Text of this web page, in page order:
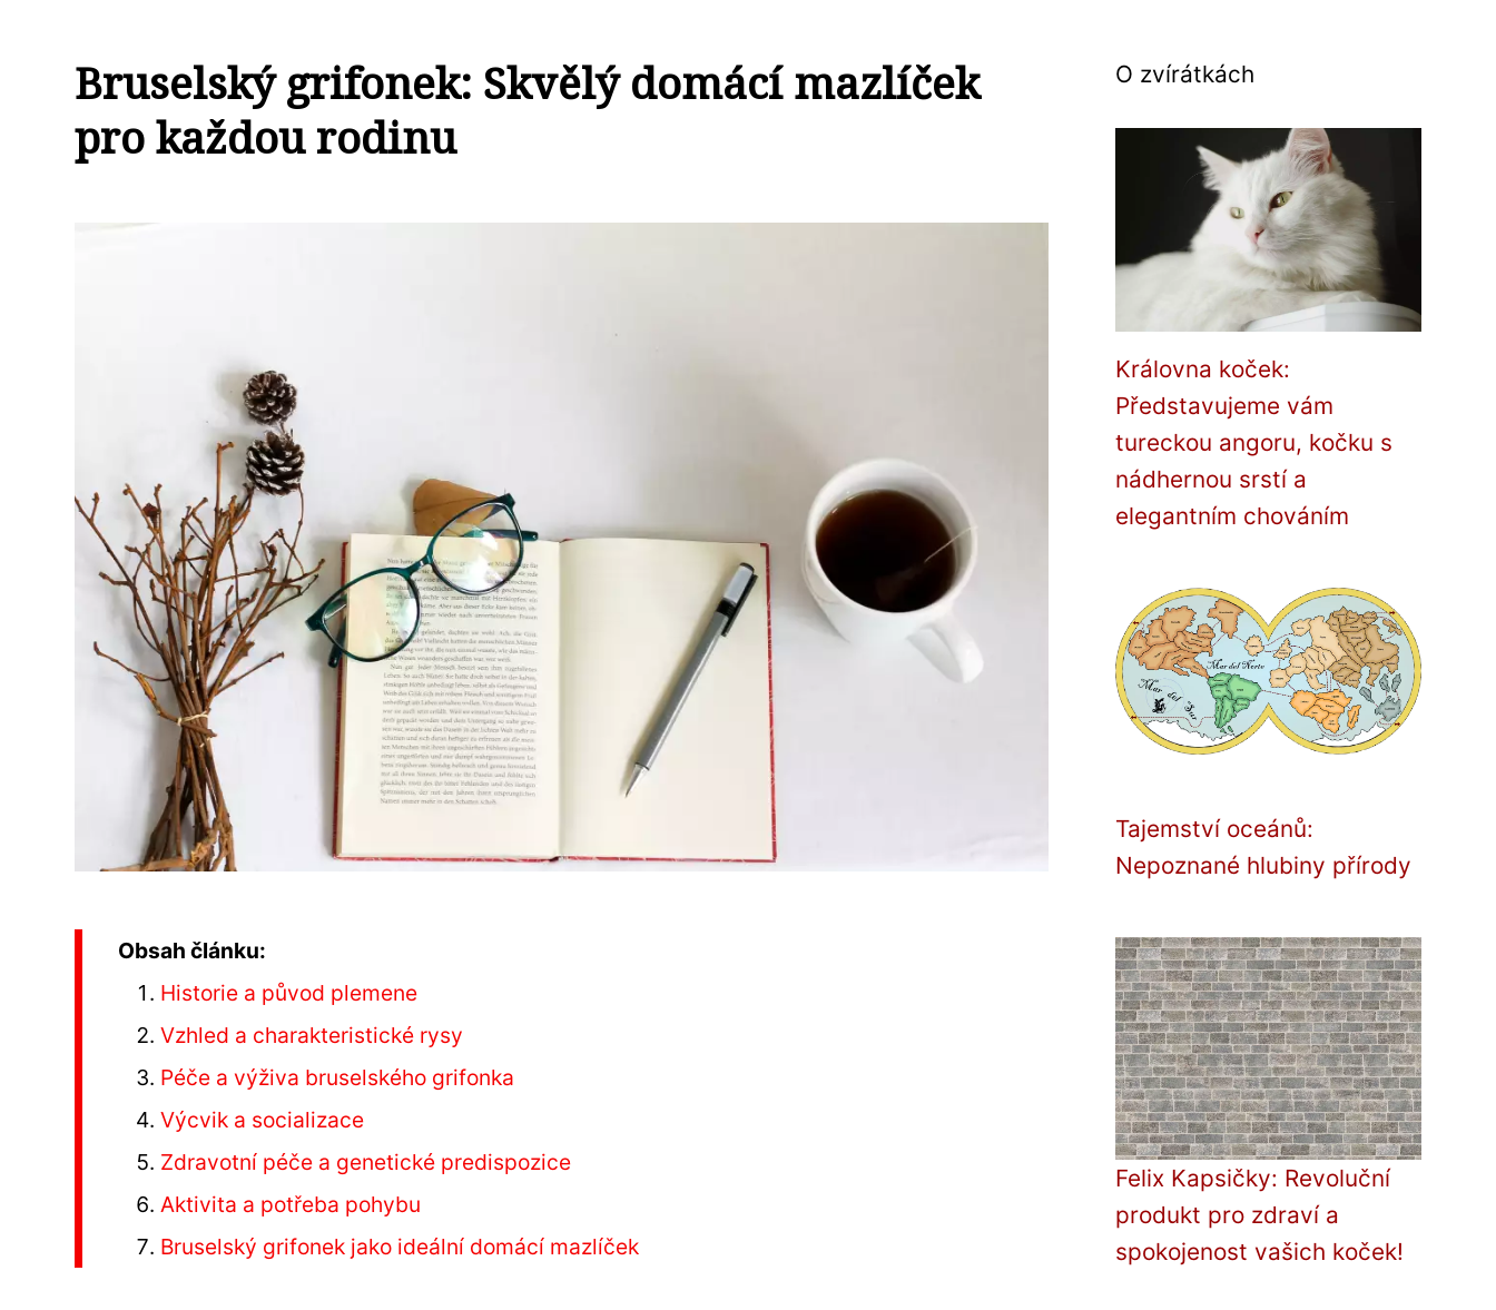
Bruselský grifonek: Skvělý domácí mazlíček
pro každou rodinu
Obsah článku:
Historie a původ plemene
Vzhled a charakteristické rysy
Péče a výživa bruselského grifonka
Výcvik a socializace
Zdravotní péče a genetické predispozice
Aktivita a potřeba pohybu
Bruselský grifonek jako ideální domácí mazlíček
O zvírátkách
Královna koček:
Představujeme vám
tureckou angoru, kočku s
nádhernou srstí a
elegantním chováním
Tajemství oceánů:
Nepoznané hlubiny přírody
Felix Kapsičky: Revoluční
produkt pro zdraví a
spokojenost vašich koček!